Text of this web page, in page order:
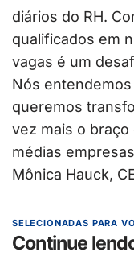
diários do RH.
qualificados em
vagas é um
Nós
queremos
vez mais o braço
médias
Mônica Hauck,
SELECIONADAS PARA
Continue